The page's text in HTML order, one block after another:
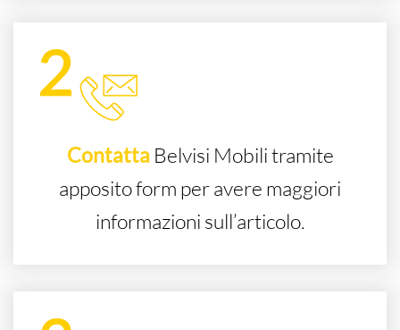
ContattaBelvisi Mobili tramite
apposito form per avere maggiori
informazioni sull’articolo.